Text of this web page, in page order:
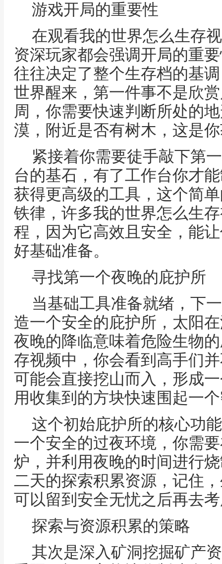
游戏开局的重要性
在观看我的世界怎么生存
资深玩家都会强调开局的重
往往决定了整个生存档的基
世界醒来，第一件事不是欣
周，你需要快速判断所处的
漠，附近是否有树木，这是
紧接着你需要徒手敲下第
台的基石，有了工作台你才
获得更高级的工具，这个简
铁律，许多我的世界怎么生
程，因为它高效且安全，能
好基础准备。
寻找第一个夜晚的庇护所
当基础工具准备就绪，下
造一个安全的庇护所，太阳
夜晚的降临意味着危险生物
存视频中，你会看到高手们
可能会直接挖山而入，形成
用收集到的方块快速围起一
这个初始庇护所的核心功
一个安全的过夜环境，你需
炉，并利用夜晚的时间进行
二天的探索积累资源，记住
可以留到安全无忧之后再去
探索与资源积累的策略
其次是深入矿洞挖掘矿产